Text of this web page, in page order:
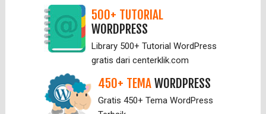
500+ TUTORIAL
WORDPRESS
Library 500+ Tutorial WordPress
gratis dari centerklik.com
450+ TEMAWORDPRESS
Gratis 450+ Tema WordPress